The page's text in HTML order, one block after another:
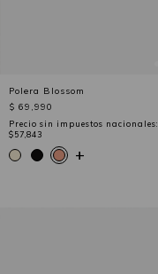
Polera Blossom
$ 69,990
Precio sin impuestos nacionales:
$57,843
+